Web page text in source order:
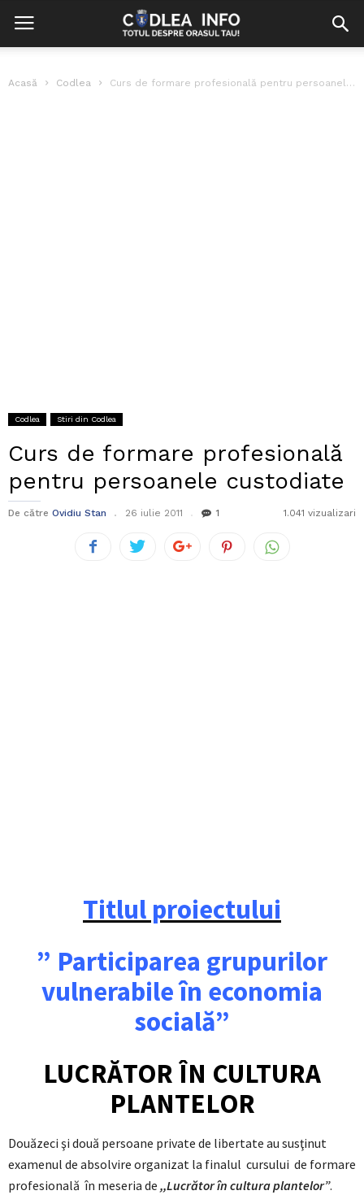
Acasă Codlea Curs de formare profesională pentru persoanele custodiate
Codlea Stiri din Codlea
Curs de formare profesională
pentru persoanele custodiate
De către Ovidiu Stan 26 iulie 2011 1 1.041 vizualizari
Titlul proiectului
” Participarea grupurilor
vulnerabile în economia
socială”
LUCRĂTOR ÎN CULTURA
PLANTELOR
Douăzeci şi două persoane private de libertate au susţinut
examenul de absolvire organizat la finalul cursului de formare
profesională în meseria de ,,Lucrător în cultura plantelor”.